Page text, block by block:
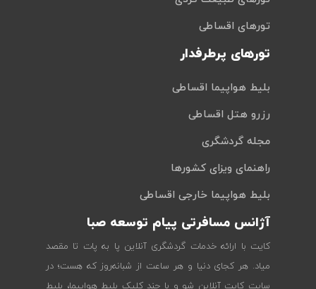
تورهای اقساطی
تورهای پرطرفدار
بلیط هواپیما اقساطی
رزرو هتل اقساطی
مجله گردشگری
راهنمای ویزای کشورها
بلیط هواپیما خارجی اقساطی
آژانس مسافرتی پیام توسعه صبا
کایت با ارائه خدمات گردشگری آنلاین پا به پات تا مقصد
میاد. هر کجای دنیا و هر ساعت از شبانه‌روز که هست؛ در
سایت کایت آنلاین شو و با چند کلیک بلیط هواپیما، بلیط